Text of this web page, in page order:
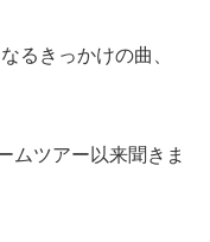
るきっかけの曲、
ムツアー以来聞きま